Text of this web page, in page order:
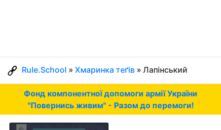
Rule.School » Хмаринка теґів » Лапінський
Фонд компонентної допомоги армії України
"Повернись живим" - Разом до перемоги!